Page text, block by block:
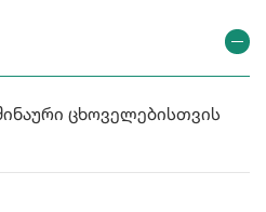
ცხოველებისთვის